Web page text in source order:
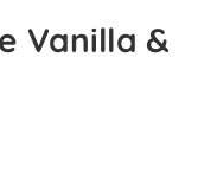
Vanilla &